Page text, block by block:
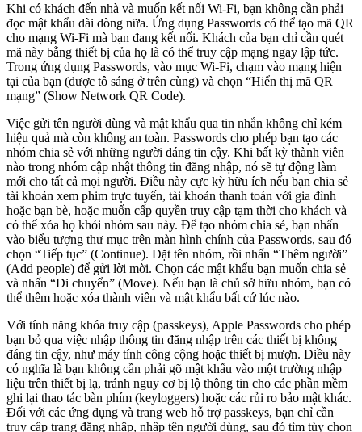
Khi có khách đến nhà và muốn kết nối Wi-Fi, bạn không cần phải
đọc mật khẩu dài dòng nữa. Ứng dụng Passwords có thể tạo mã QR
cho mạng Wi-Fi mà bạn đang kết nối. Khách của bạn chỉ cần quét
mã này bằng thiết bị của họ là có thể truy cập mạng ngay lập tức.
Trong ứng dụng Passwords, vào mục Wi-Fi, chạm vào mạng hiện
tại của bạn (được tô sáng ở trên cùng) và chọn “Hiển thị mã QR
mạng” (Show Network QR Code).
Việc gửi tên người dùng và mật khẩu qua tin nhắn không chỉ kém
hiệu quả mà còn không an toàn. Passwords cho phép bạn tạo các
nhóm chia sẻ với những người đáng tin cậy. Khi bất kỳ thành viên
nào trong nhóm cập nhật thông tin đăng nhập, nó sẽ tự động làm
mới cho tất cả mọi người. Điều này cực kỳ hữu ích nếu bạn chia sẻ
tài khoản xem phim trực tuyến, tài khoản thanh toán với gia đình
hoặc bạn bè, hoặc muốn cấp quyền truy cập tạm thời cho khách và
có thể xóa họ khỏi nhóm sau này. Để tạo nhóm chia sẻ, bạn nhấn
vào biểu tượng thư mục trên màn hình chính của Passwords, sau đó
chọn “Tiếp tục” (Continue). Đặt tên nhóm, rồi nhấn “Thêm người”
(Add people) để gửi lời mời. Chọn các mật khẩu bạn muốn chia sẻ
và nhấn “Di chuyển” (Move). Nếu bạn là chủ sở hữu nhóm, bạn có
thể thêm hoặc xóa thành viên và mật khẩu bất cứ lúc nào.
Với tính năng khóa truy cập (passkeys), Apple Passwords cho phép
bạn bỏ qua việc nhập thông tin đăng nhập trên các thiết bị không
đáng tin cậy, như máy tính công cộng hoặc thiết bị mượn. Điều này
có nghĩa là bạn không cần phải gõ mật khẩu vào một trường nhập
liệu trên thiết bị lạ, tránh nguy cơ bị lộ thông tin cho các phần mềm
ghi lại thao tác bàn phím (keyloggers) hoặc các rủi ro bảo mật khác.
Đối với các ứng dụng và trang web hỗ trợ passkeys, bạn chỉ cần
truy cập trang đăng nhập, nhập tên người dùng, sau đó tìm tùy chọn